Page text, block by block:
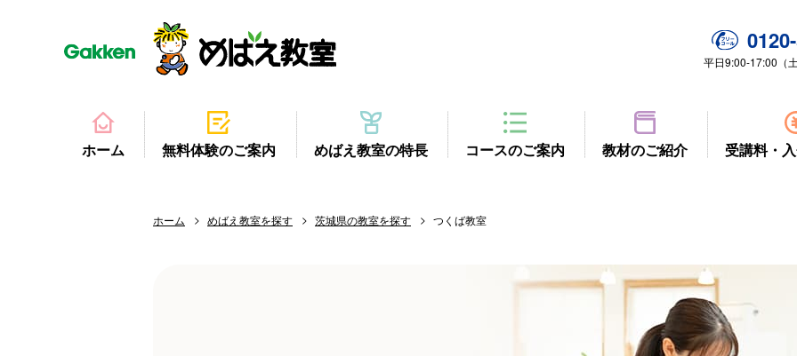
平日9:00-17:00（
ホーム 無料体験のご案内 めばえ教室の特長 コースのご案内 教材のご紹介 受講料・
ホーム めばえ教室を探す 茨城県の教室を探す つくば教室